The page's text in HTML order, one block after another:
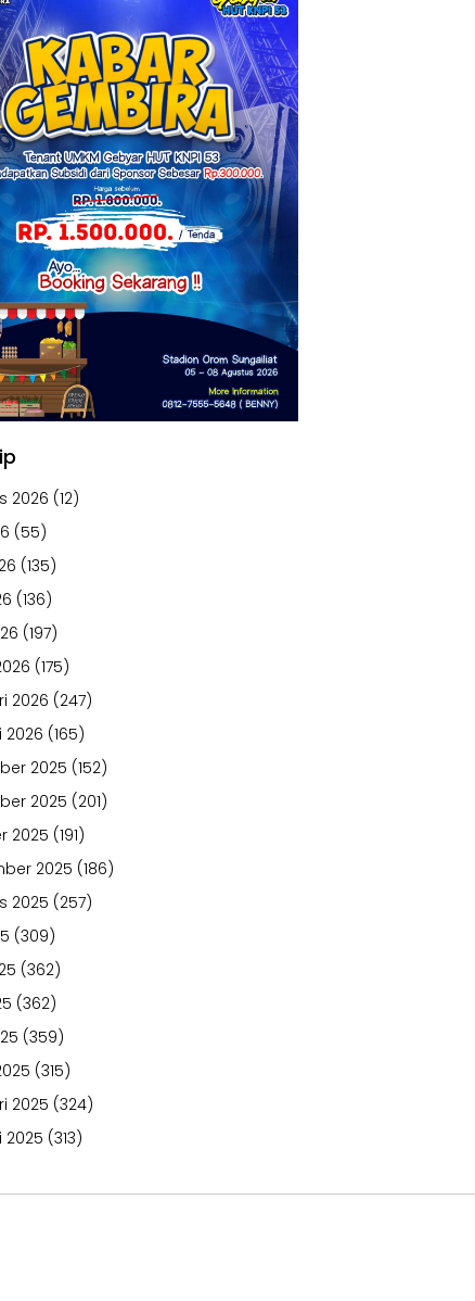
2026 (12)
(55)
(135)
(136)
(197)
(175)
2026 (247)
2026 (165)
2025 (152)
2025 (201)
2025 (191)
2025 (186)
2025 (257)
(309)
(362)
(362)
(359)
(315)
2025 (324)
2025 (313)